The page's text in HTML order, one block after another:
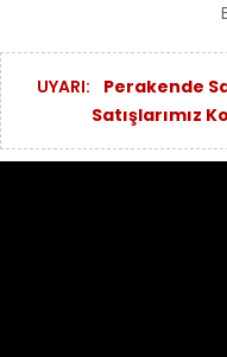
UYARI:
Perakende
Satışlarımız